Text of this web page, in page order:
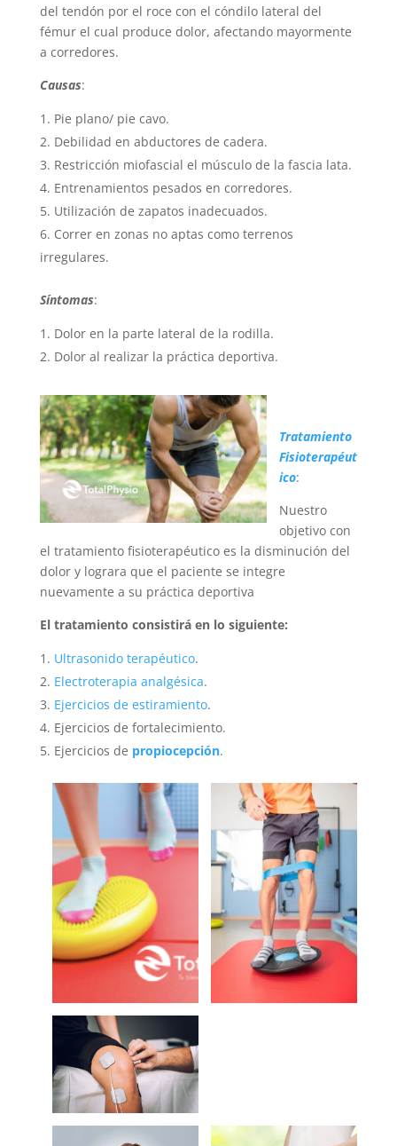
del tendón por el roce con el cóndilo lateral del
fémur el cual produce dolor, afectando mayormente
a corredores.
Causas:
Pie plano/ pie cavo.
Debilidad en abductores de cadera.
Restricción miofascial el músculo de la fascia lata.
Entrenamientos pesados en corredores.
Utilización de zapatos inadecuados.
Correr en zonas no aptas como terrenos
irregulares.
Síntomas:
Dolor en la parte lateral de la rodilla.
Dolor al realizar la práctica deportiva.
Tratamiento
Fisioterapéut
ico:
Nuestro
objetivo con
el tratamiento fisioterapéutico es la disminución del
dolor y lograra que el paciente se integre
nuevamente a su práctica deportiva
El tratamiento consistirá en lo siguiente:
Ultrasonido terapéutico.
Electroterapia analgésica.
Ejercicios de estiramiento.
Ejercicios de fortalecimiento.
Ejercicios de propiocepción.